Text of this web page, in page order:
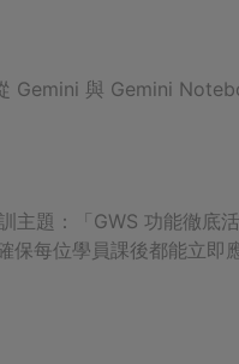
Gemini 與 Gemini
題：「GWS 功能徹底活
保每位學員課後都能立即